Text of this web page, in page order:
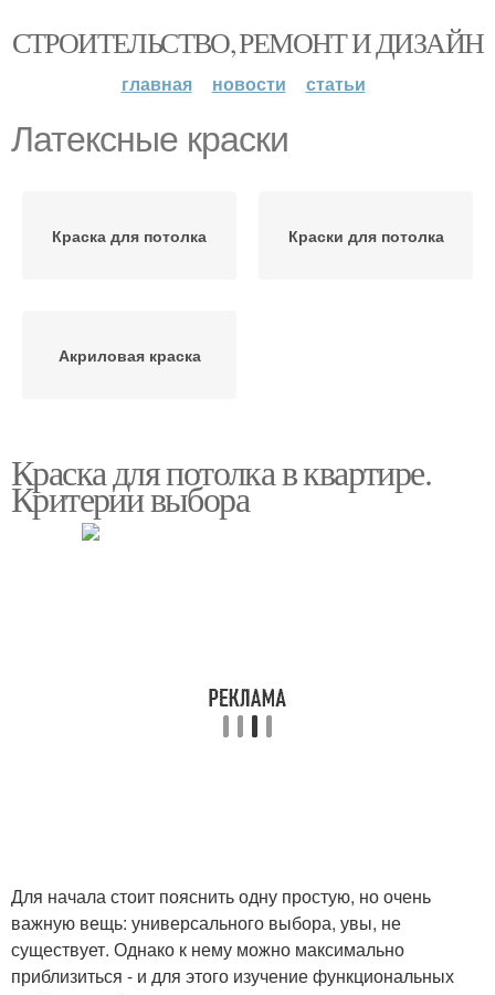
СТРОИТЕЛЬСТВО, РЕМОНТ И ДИЗАЙН
главная новости статьи
Латексные краски
Краска для потолка Краски для потолка
Акриловая краска
Краска для потолка в квартире.
Критерии выбора
Для начала стоит пояснить одну простую, но очень
важную вещь: универсального выбора, увы, не
существует. Однако к нему можно максимально
приблизиться - и для этого изучение функциональных